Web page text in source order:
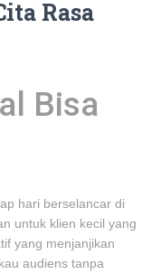
Rasa
Bisa
hari berselancar di
untuk klien kecil yang
yang menjanjikan
audiens tanpa